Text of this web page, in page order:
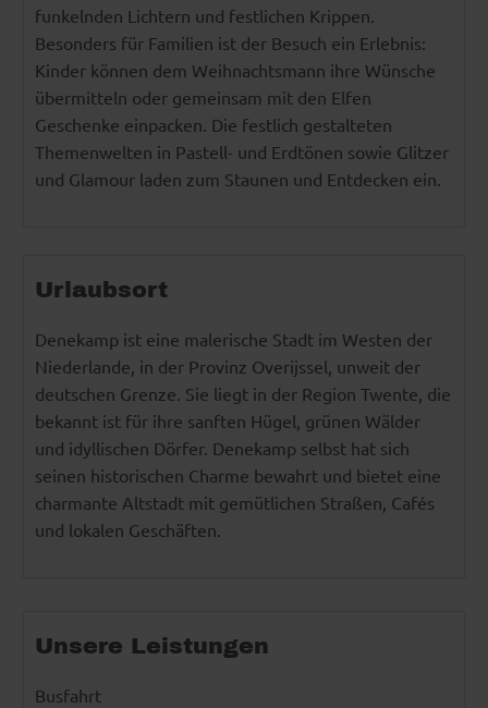
funkelnden Lichtern und festlichen Krippen.
Besonders für Familien ist der Besuch ein Erlebnis:
Kinder können dem Weihnachtsmann ihre Wünsche
übermitteln oder gemeinsam mit den Elfen
Geschenke einpacken. Die festlich gestalteten
Themenwelten in Pastell- und Erdtönen sowie Glitzer
und Glamour laden zum Staunen und Entdecken ein.
Urlaubsort
Denekamp ist eine malerische Stadt im Westen der
Niederlande, in der Provinz Overijssel, unweit der
deutschen Grenze. Sie liegt in der Region Twente, die
bekannt ist für ihre sanften Hügel, grünen Wälder
und idyllischen Dörfer. Denekamp selbst hat sich
seinen historischen Charme bewahrt und bietet eine
charmante Altstadt mit gemütlichen Straßen, Cafés
und lokalen Geschäften.
Unsere Leistungen
Busfahrt